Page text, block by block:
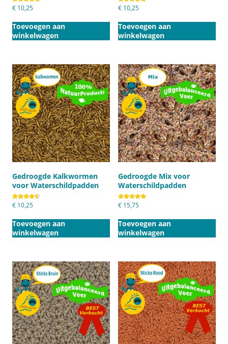
Gewaardeerd
5.00
€ 10,25
Toevoegen aan
winkelwagen
Gewaardeerd
4.75
€ 10,25
Toevoegen aan
winkelwagen
Gedroogde Kalkwormen
voor Waterschildpadden
Gewaardeerd
4.50
€ 10,25
Toevoegen aan
winkelwagen
Gedroogde Mix voor
Waterschildpadden
Gewaardeerd
5.00
€ 15,75
Toevoegen aan
winkelwagen